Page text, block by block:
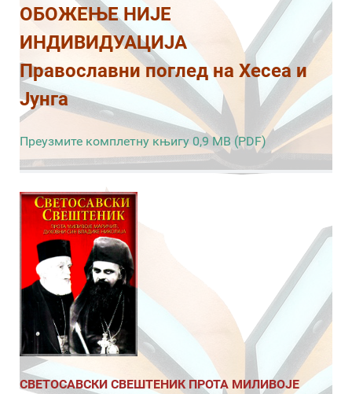
ОБОЖЕЊЕ НИЈЕ
ИНДИВИДУАЦИЈА
Православни поглед на Хесеа и
Јунга
Преузмите комплетну књигу 0,9 MB (PDF)
СВЕТОСАВСКИ СВЕШТЕНИК ПРОТА МИЛИВОЈЕ